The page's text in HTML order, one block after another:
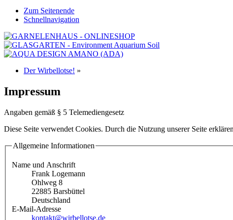
Zum Seitenende
Schnellnavigation
Der Wirbellotse! »
Impressum
Angaben gemäß § 5 Telemediengesetz
Diese Seite verwendet Cookies. Durch die Nutzung unserer Seite
Allgemeine Informationen
Name und Anschrift
Frank Logemann
Ohlweg 8
22885 Barsbüttel
Deutschland
E-Mail-Adresse
kontakt@wirbellotse.de